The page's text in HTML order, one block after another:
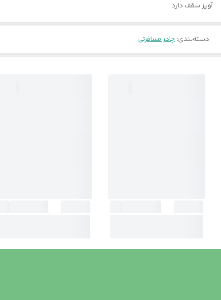
آویز سقف دارد
دسته‌بندی:چادر مسافرتی